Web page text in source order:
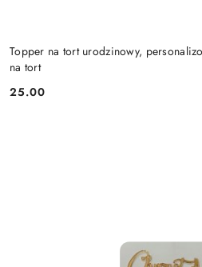
Topper na tort urodzinowy,
na tort
Cena:
25.00